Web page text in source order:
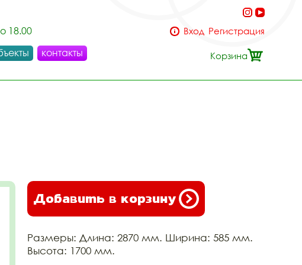
18.00
контакты
Вход Регистрация
Корзина
Добавить в корзину
Размеры: Длина: 2870 мм. Ширина: 585 мм.
Высота: 1700 мм.